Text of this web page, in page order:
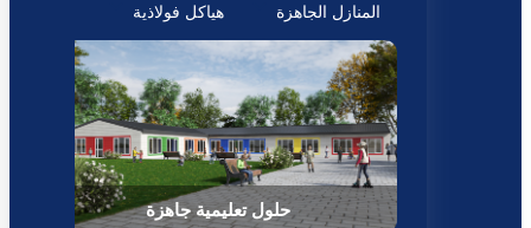
المنازل الجاهزة هياكل فولاذية
حلول تعليمية جاهزة